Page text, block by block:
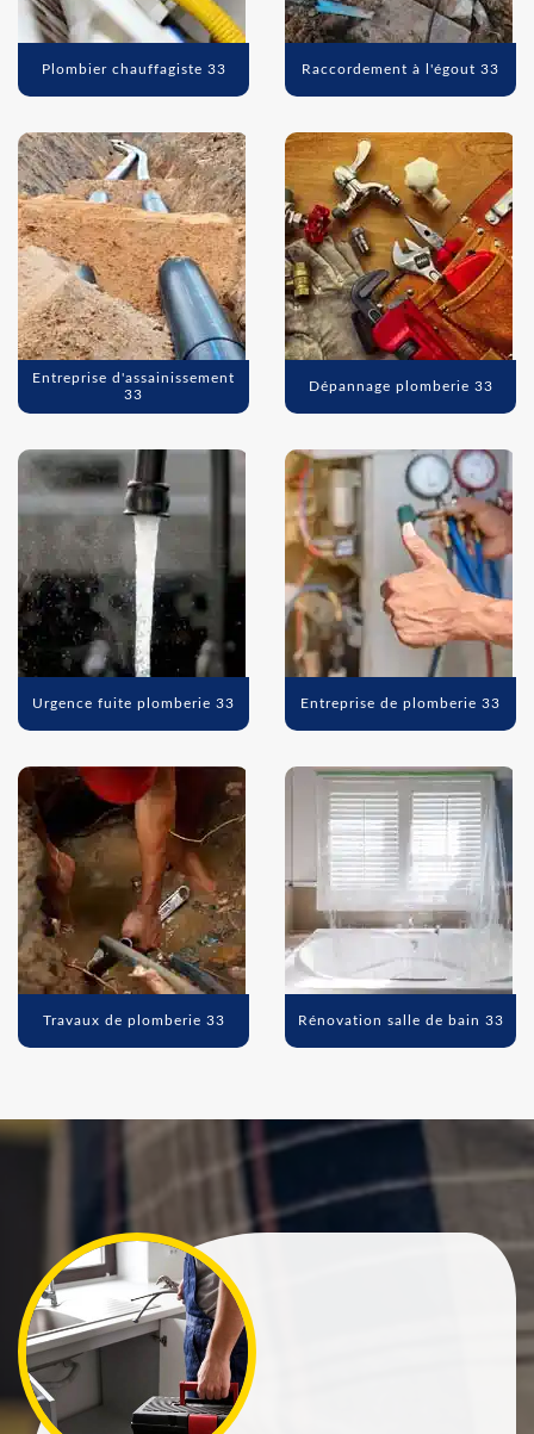
Plombier chauffagiste 33 Raccordement à l'égout 33
Entreprise d'assainissement
33
Dépannage plomberie 33
Urgence fuite plomberie 33 Entreprise de plomberie 33
Travaux de plomberie 33 Rénovation salle de bain 33